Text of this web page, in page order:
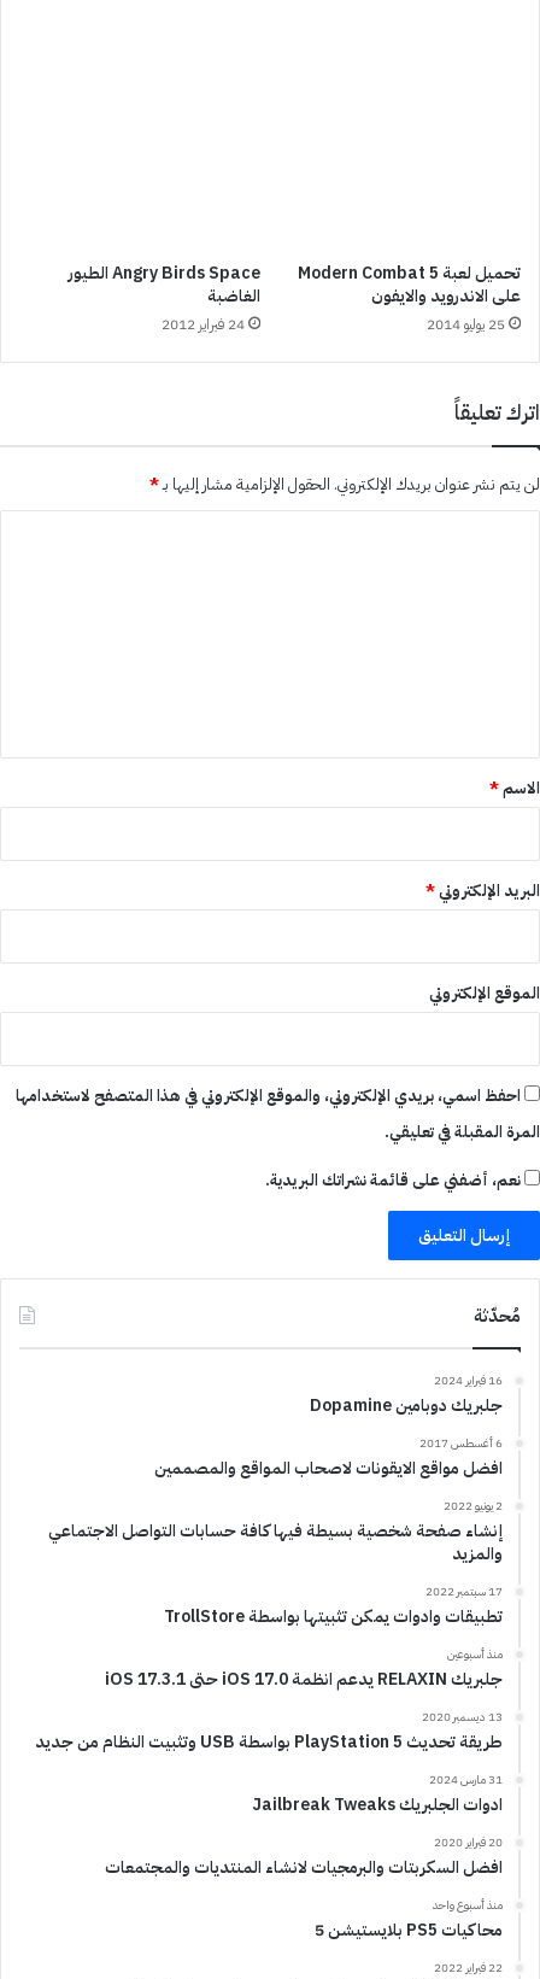
تحميل لعبة Modern Combat 5
على الاندرويد والايفون
25 يوليو 2014
Angry Birds Space الطيور
الغاضبة
24 فبراير 2012
اترك تعليقاً
لن يتم نشر عنوان بريدك الإلكتروني. الحقول الإلزامية مشار إليها بـ*
*
الاسم*
البريد الإلكتروني*
الموقع الإلكتروني
احفظ اسمي، بريدي الإلكتروني، والموقع الإلكتروني في هذا المتصفح لاستخدامها
المرة المقبلة في تعليقي.
نعم، أضفني على قائمة نشراتك البريدية.
مُحدّثة
16 فبراير 2024
جلبريك دوبامين Dopamine
6 أغسطس 2017
افضل مواقع الايقونات لاصحاب المواقع والمصممين
2 يونيو 2022
إنشاء صفحة شخصية بسيطة فيها كافة حسابات التواصل الاجتماعي
والمزيد
17 سبتمبر 2022
تطبيقات وادوات يمكن تثبيتها بواسطة TrollStore
منذ أسبوعين
جلبريك RELAXIN يدعم انظمة iOS 17.0 حتى iOS 17.3.1
13 ديسمبر 2020
طريقة تحديث PlayStation 5 بواسطة USB وتثبيت النظام من جديد
31 مارس 2024
ادوات الجلبريك Jailbreak Tweaks
20 فبراير 2020
افضل السكربتات والبرمجيات لانشاء المنتديات والمجتمعات
منذ أسبوع واحد
محاكيات PS5 بلايستيشن 5
22 فبراير 2022